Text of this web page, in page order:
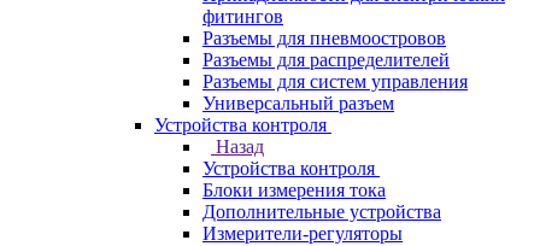
фитингов
Разъемы для пневмоостровов
Разъемы для распределителей
Разъемы для систем управления
Универсальный разъем
Устройства контроля
Назад
Устройства контроля
Блоки измерения тока
Дополнительные устройства
Измерители-регуляторы